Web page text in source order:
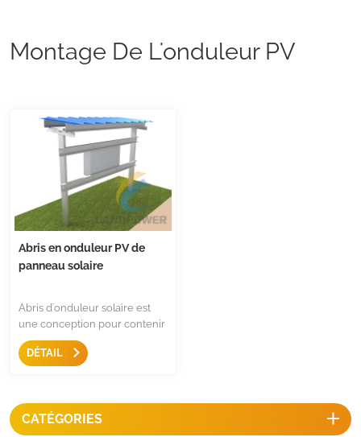
Montage De L'onduleur PV
Abris en onduleur PV de
panneau solaire
Abris d'onduleur solaire est
une conception pour contenir
des onduleurs résidentiels et
commerciaux. Il offrira une
l'onduleur à la fois pour
l'installation du toit et
DÉTAIL
CATÉGORIES